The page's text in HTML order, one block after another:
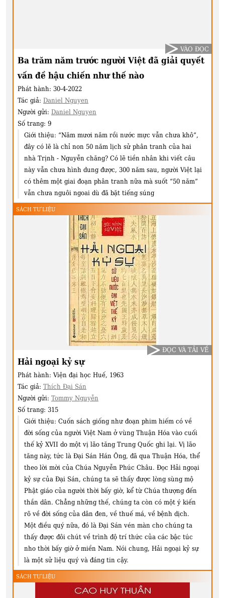
Ba trăm năm trước người Việt đã giải quyết
vấn đề hậu chiến như thế nào
Phát hành: 30-4-2022
Tác giả: Daniel Nguyen
Người gửi: Daniel Nguyen
Số trang: 9
Giới thiệu: “Năm mươi năm rồi nước mực vẫn chưa khô”,
đây có lẽ là chỉ non 50 năm lịch sử phân tranh của hai
nhà Trịnh - Nguyễn chăng? Có lẽ tiền nhân khi viết câu
này vẫn chưa hình dung được, 300 năm sau, người Việt lại
có thêm một giai đoạn phân tranh nữa mà suốt “50 năm”
vẫn chưa nguôi ngoai dù đã bặt tiếng súng
VÀO ĐỌC
SÁCH TƯ LIỆU
Hải ngoại kỷ sự
Phát hành: Viện đại học Huế, 1963
Tác giả: Thích Đại Sán
Người gửi: Tommy Nguyễn
Số trang: 315
Giới thiệu: Cuốn sách giống như đoạn phim hiếm có về
đời sống của người Việt Nam ở vùng Thuận Hóa vào cuối
thế kỷ XVII do một vị lão tăng Trung Quốc ghi lại. Vị lão
tăng này, tức là Đại Sán Hán Ông, đã qua Thuận Hóa, thể
theo lời mời của Chúa Nguyễn Phúc Châu. Đọc Hải ngoại
kỷ sự của Đại Sán, chúng ta sẽ thấy được lòng sùng mộ
Phật giáo của người thời bấy giờ, kể từ Chúa thượng đến
thần dân. Chẳng những thế, chúng ta còn có một ý kiến
rõ về đời sống của dân đen, về thuế má, về bệnh dịch.
Một điều quý nữa, đó là Đại Sán vén màn cho chúng ta
thấy được đôi chút về trình độ trí thức của các bậc túc
nho thời bấy giờ ở miền Nam. Nói chung, Hải ngoại kỷ sự
là một sử liệu quý và đáng tin cậy.
ĐỌC VÀ TẢI VỀ
SÁCH TƯ LIỆU